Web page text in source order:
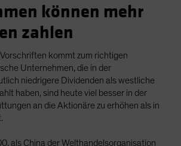
können mehr
zahlen
kommt zum richtigen
Unternehmen, die in der
niedrigere Dividenden als westliche
haben, sind heute viel besser in der
an die Aktionäre zu erhöhen als in
als China der Welthandelsorganisation